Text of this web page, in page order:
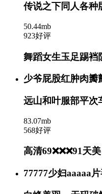
传说之下同人各种
50.44mb
923好评
舞蹈女生玉足踢裆
少爷屁股红肿肉瓣
远山和叶服部平次
83.07mb
568好评
高清69❌❌❌91天美
77777少妇aaaaa